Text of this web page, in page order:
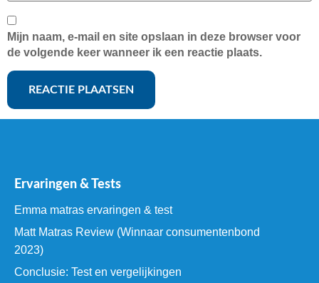
Mijn naam, e-mail en site opslaan in deze browser voor
de volgende keer wanneer ik een reactie plaats.
Ervaringen & Tests
Emma matras ervaringen & test
Matt Matras Review (Winnaar consumentenbond
2023)
Conclusie: Test en vergelijkingen